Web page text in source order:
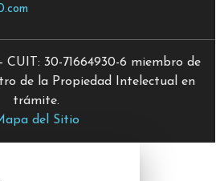
30-71664930-6 miembro de
de la Propiedad Intelectual en
trámite.
del Sitio